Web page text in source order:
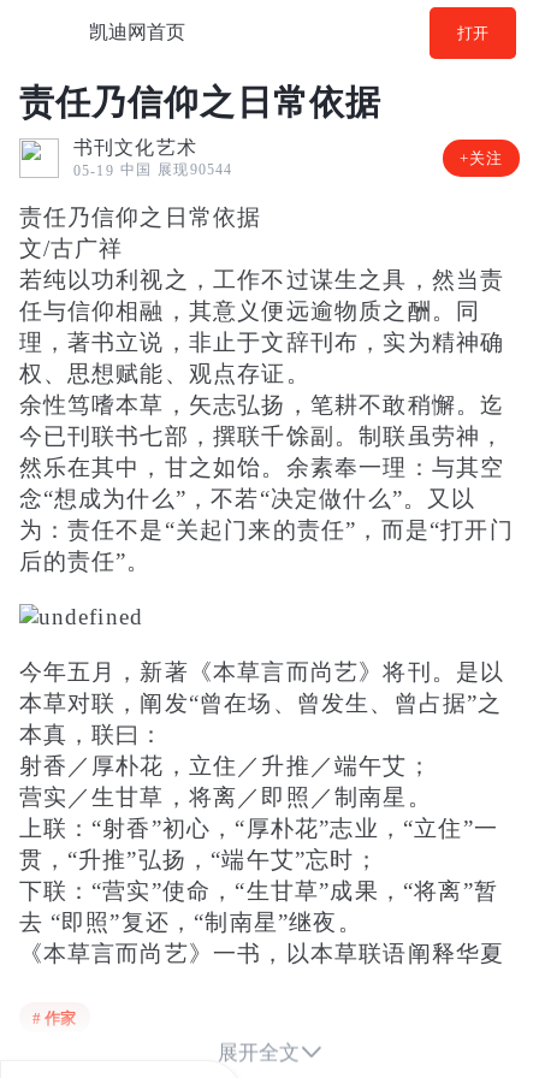
凯迪网首页 打开
责任乃信仰之日常依据
书刊文化艺术
05-19 中国 展现90544
+关注
责任乃信仰之日常依据
文/古广祥
若纯以功利视之，工作不过谋生之具，然当责
任与信仰相融，其意义便远逾物质之酬。同
理，著书立说，非止于文辞刊布，实为精神确
权、思想赋能、观点存证。
余性笃嗜本草，矢志弘扬，笔耕不敢稍懈。迄
今已刊联书七部，撰联千馀副。制联虽劳神，
然乐在其中，甘之如饴。余素奉一理：与其空
念“想成为什么”，不若“决定做什么”。又以
为：责任不是“关起门来的责任”，而是“打开门
后的责任”。
今年五月，新著《本草言而尚艺》将刊。是以
本草对联，阐发“曾在场、曾发生、曾占据”之
本真，联曰：
射香／厚朴花，立住／升推／端午艾；
营实／生甘草，将离／即照／制南星。
上联：“射香”初心，“厚朴花”志业，“立住”一
贯，“升推”弘扬，“端午艾”忘时；
下联：“营实”使命，“生甘草”成果，“将离”暂
去 “即照”复还，“制南星”继夜。
《本草言而尚艺》一书，以本草联语阐释华夏
全书辑录书法文论11篇、国画品评21篇、陶艺
述评5篇、雕塑解读4篇，以及本草对联120
# 作家
展开全文